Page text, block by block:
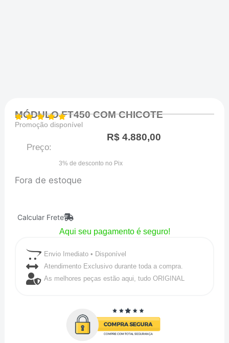
MÓDULO FT450 COM CHICOTE
Promoção disponível
Preço:
R$4.880,00
3% de desconto no Pix
Fora de estoque
Calcular Frete
Aqui seu pagamento é seguro!
Envio Imediato • Disponível
Atendimento Exclusivo durante toda a compra.
As melhores peças estão aqui, tudo ORIGINAL